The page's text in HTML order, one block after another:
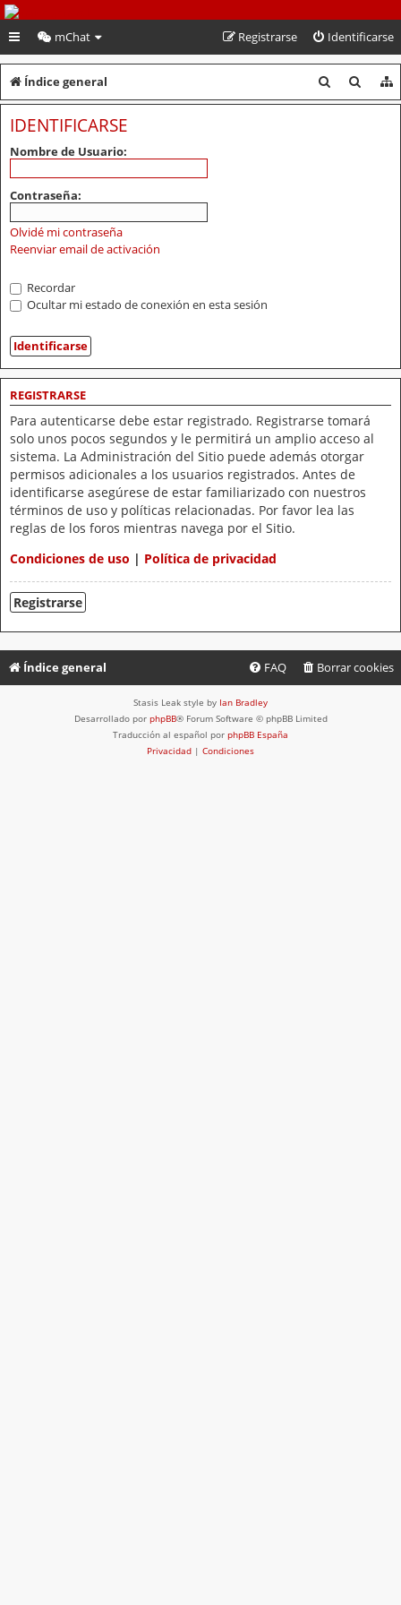
PeruVoley.com
mChat Identificarse
Registrarse
Índice general
u
u
IDENTIFICARSE
Nombre de Usuario:
Contraseña:
Olvidé mi contraseña
Reenviar email de activación
Recordar
Ocultar mi estado de conexión en esta sesión
REGISTRARSE
Para autenticarse debe estar registrado. Registrarse tomará
solo unos pocos segundos y le permitirá un amplio acceso al
sistema. La Administración del Sitio puede además otorgar
permisos adicionales a los usuarios registrados. Antes de
identificarse asegúrese de estar familiarizado con nuestros
términos de uso y políticas relacionadas. Por favor lea las
reglas de los foros mientras navega por el Sitio.
Condiciones de uso | Política de privacidad
Registrarse
Índice general Borrar cookies
FAQ
Stasis Leak style by Ian Bradley
Desarrollado por phpBB® Forum Software © phpBB Limited
Traducción al español por phpBB España
Privacidad | Condiciones